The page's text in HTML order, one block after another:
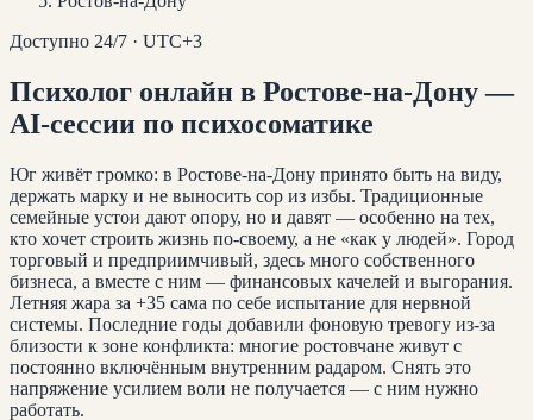
Доступно 24/7 · UTC+3
Психолог онлайн в Ростове-на-Дону—
AI-сессии по психосоматике
Юг живёт громко: в Ростове-на-Дону принято быть на виду,
держать марку и не выносить сор из избы. Традиционные
семейные устои дают опору, но и давят — особенно на тех,
кто хочет строить жизнь по-своему, а не «как у людей». Город
торговый и предприимчивый, здесь много собственного
бизнеса, а вместе с ним — финансовых качелей и выгорания.
Летняя жара за +35 сама по себе испытание для нервной
системы. Последние годы добавили фоновую тревогу из-за
близости к зоне конфликта: многие ростовчане живут с
постоянно включённым внутренним радаром. Снять это
напряжение усилием воли не получается — с ним нужно
работать.